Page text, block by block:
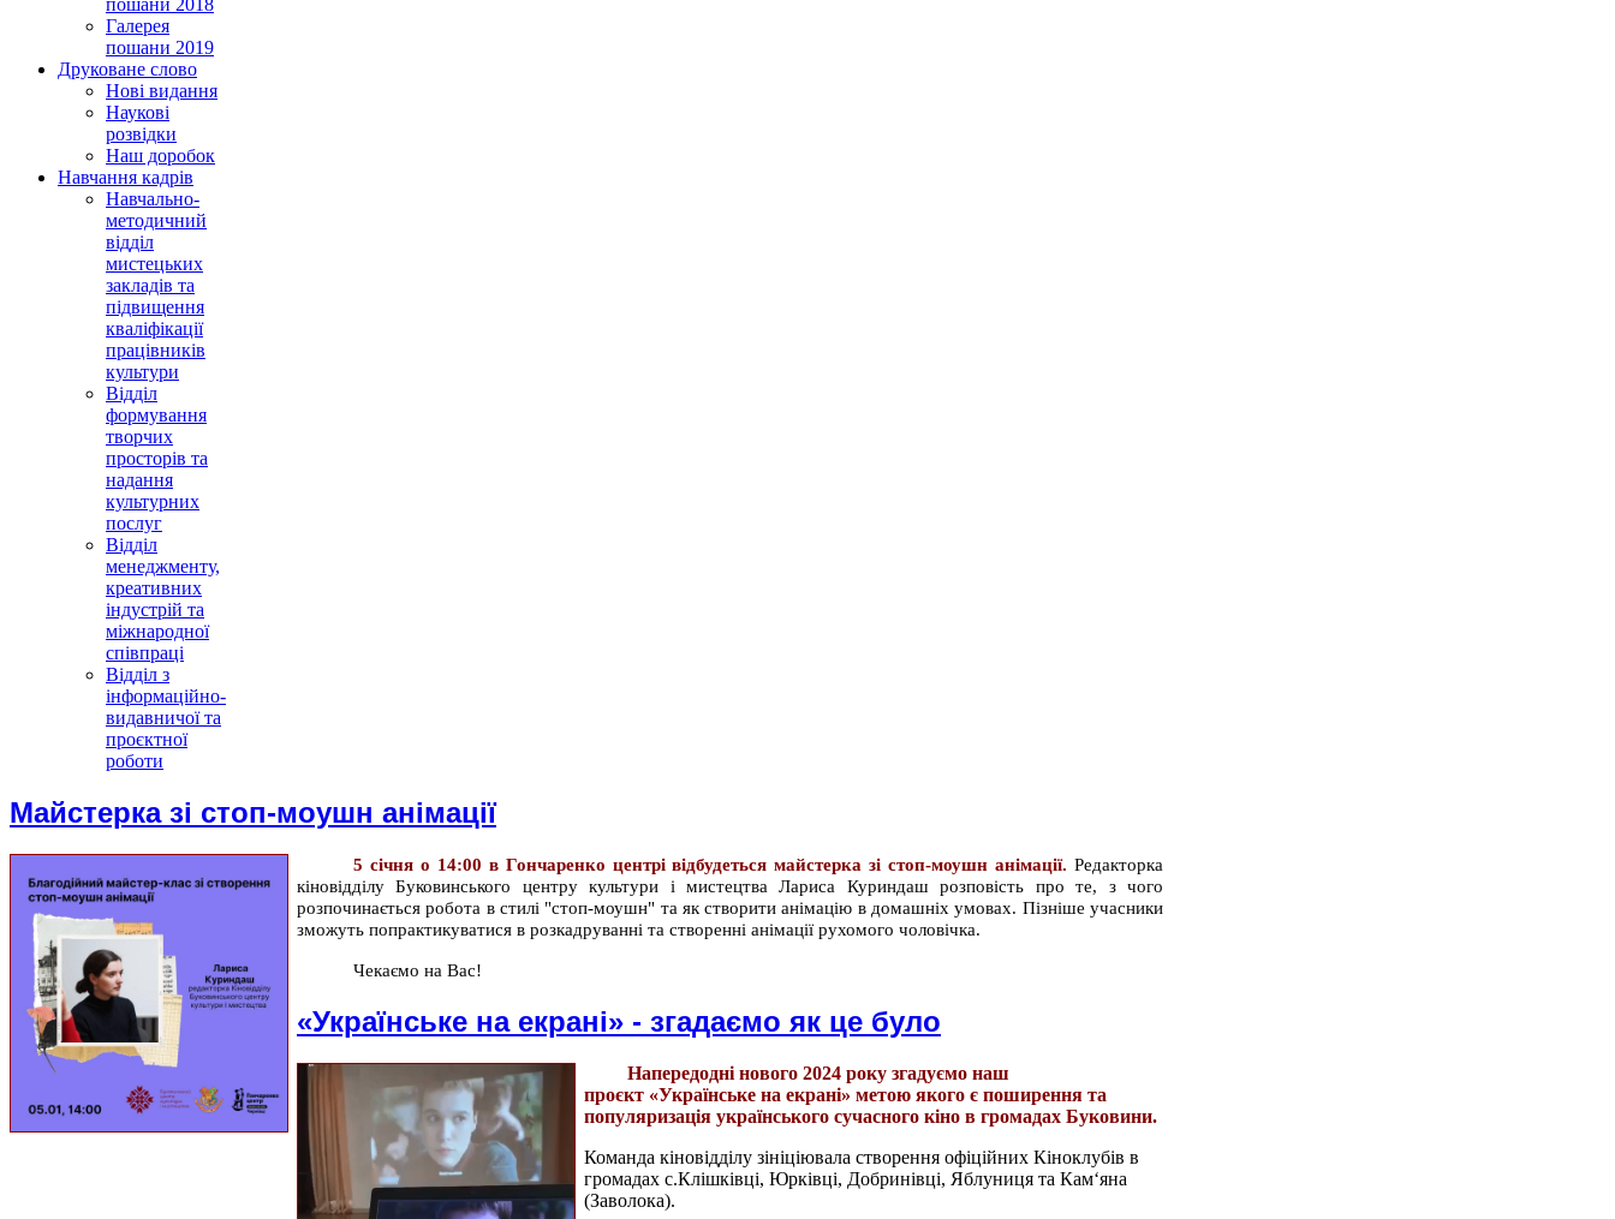
пошани 2018
Галерея
пошани 2019
Друковане слово
Нові видання
Наукові
розвідки
Наш доробок
Навчання кадрів
Навчально-
методичний
відділ
мистецьких
закладів та
підвищення
кваліфікації
працівників
культури
Відділ
формування
творчих
просторів та
надання
культурних
послуг
Відділ
менеджменту,
креативних
індустрій та
міжнародної
співпраці
Відділ з
інформаційно-
видавничої та
проєктної
роботи
Майстерка зі стоп-моушн анімації
5 січня о 14:00 в Гончаренко центрі відбудеться майстерка зі стоп-моушн анімації. Редакторка
кіновідділу Буковинського центру культури і мистецтва Лариса Куриндаш розповість про те, з чого
розпочинається робота в стилі "стоп-моушн" та як створити анімацію в домашніх умовах. Пізніше учасники
зможуть попрактикуватися в розкадруванні та створенні анімації рухомого чоловічка.
Чекаємо на Вас!
«Українське на екрані» - згадаємо як це було
Напередодні нового 2024 року згадуємо наш
проєкт «Українське на екрані» метою якого є поширення та
популяризація українського сучасного кіно в громадах Буковини.
Команда кіновідділу зініціювала створення офіційних Кіноклубів в
громадах с.Клішківці, Юрківці, Добринівці, Яблуниця та Кам‘яна
(Заволока).